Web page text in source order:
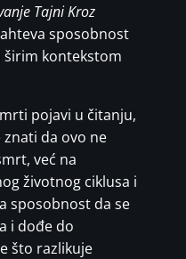
Tajni Kroz
sposobnost
širim kontekstom
pojavi u čitanju,
znati da ovo ne
već na
životnog ciklusa i
sposobnost da se
i dođe do
što razlikuje